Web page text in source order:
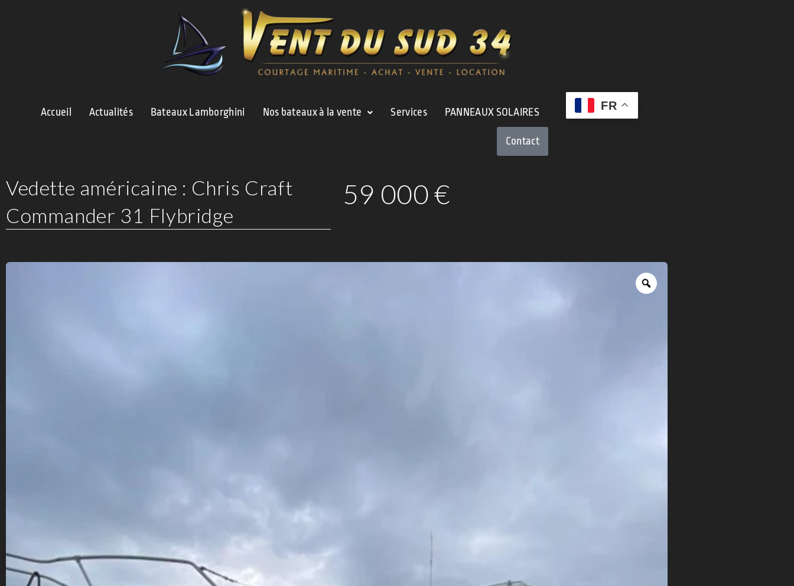
Accueil Actualités Bateaux Lamborghini Nos bateaux à la vente Services PANNEAUX SOLAIRES
Contact
FR
Vedette américaine : Chris Craft
Commander 31 Flybridge
59 000€